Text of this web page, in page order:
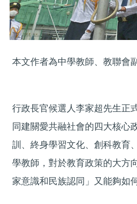
本文作者為中學教師、教聯會
行政長官候選人李家超先生正
同建關愛共融社會的四大核心
訓、終身學習文化、創科教育
學教師，對於教育政策的大方
家意識和民族認同」又能夠如